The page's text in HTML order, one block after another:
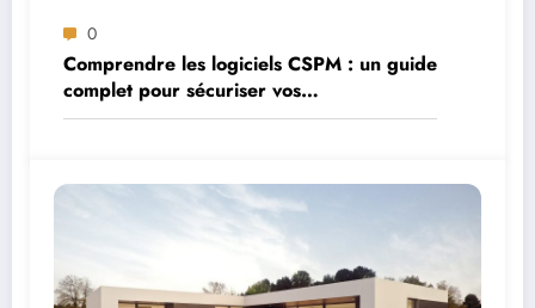
0
Comprendre les logiciels CSPM : un guide
complet pour sécuriser vos
environnements cloud